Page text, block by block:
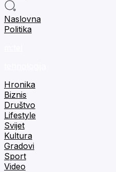
Naslovna
Politika
Hronika
Biznis
Društvo
Lifestyle
Svijet
Kultura
Gradovi
Sport
Video